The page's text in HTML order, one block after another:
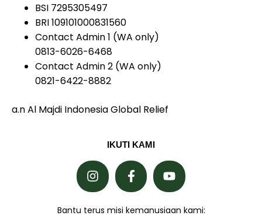
BSI 7295305497
BRI 109101000831560
Contact Admin 1 (WA only)
0813-6026-6468
Contact Admin 2 (WA only)
0821-6422-8882
a.n Al Majdi Indonesia Global Relief
IKUTI KAMI
Bantu terus misi kemanusiaan kami: